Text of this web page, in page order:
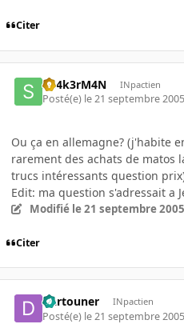
Citer
Sh4k3rM4N INpactien
Posté(e) le 21 septembre
Ou ça en allemagne? (j'habite
rarement des achats de matos
trucs intéressants question
Edit: ma question s'adressait a
Modifié le 21 septembre 2005
Citer
Dartouner INpactien
Posté(e) le 21 septembre